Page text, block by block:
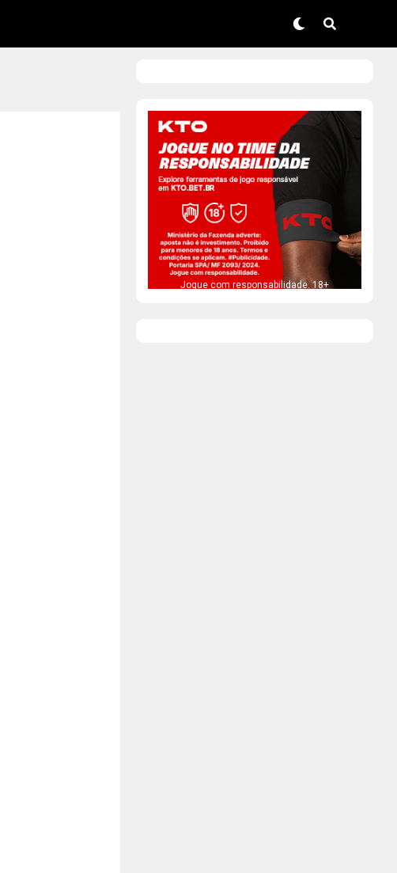
Jogue com responsabilidade. 18+